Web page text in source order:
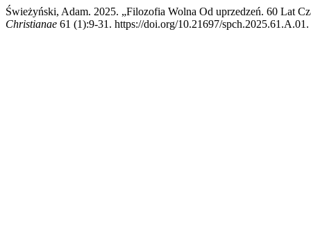
Świeżyński, Adam. 2025. „Filozofia Wolna Od uprzedzeń. 60 Lat
Christianae 61 (1):9-31. https://doi.org/10.21697/spch.2025.61.A.01.